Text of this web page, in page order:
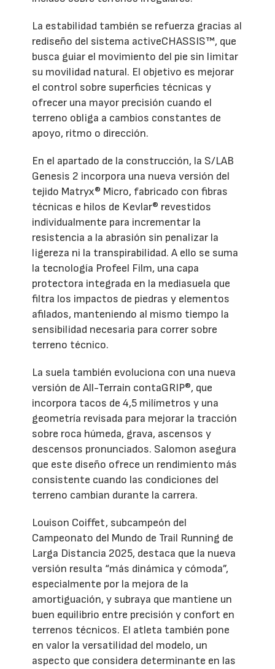
La estabilidad también se refuerza gracias al
rediseño del sistema activeCHASSIS™, que
busca guiar el movimiento del pie sin limitar
su movilidad natural. El objetivo es mejorar
el control sobre superficies técnicas y
ofrecer una mayor precisión cuando el
terreno obliga a cambios constantes de
apoyo, ritmo o dirección.
En el apartado de la construcción, la S/LAB
Genesis 2 incorpora una nueva versión del
tejido Matryx® Micro, fabricado con fibras
técnicas e hilos de Kevlar® revestidos
individualmente para incrementar la
resistencia a la abrasión sin penalizar la
ligereza ni la transpirabilidad. A ello se suma
la tecnología Profeel Film, una capa
protectora integrada en la mediasuela que
filtra los impactos de piedras y elementos
afilados, manteniendo al mismo tiempo la
sensibilidad necesaria para correr sobre
terreno técnico.
La suela también evoluciona con una nueva
versión de All-Terrain contaGRIP®, que
incorpora tacos de 4,5 milímetros y una
geometría revisada para mejorar la tracción
sobre roca húmeda, grava, ascensos y
descensos pronunciados. Salomon asegura
que este diseño ofrece un rendimiento más
consistente cuando las condiciones del
terreno cambian durante la carrera.
Louison Coiffet, subcampeón del
Campeonato del Mundo de Trail Running de
Larga Distancia 2025, destaca que la nueva
versión resulta “más dinámica y cómoda”,
especialmente por la mejora de la
amortiguación, y subraya que mantiene un
buen equilibrio entre precisión y confort en
terrenos técnicos. El atleta también pone
en valor la versatilidad del modelo, un
aspecto que considera determinante en las